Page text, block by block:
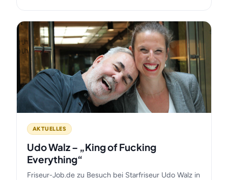
AKTUELLES
Udo Walz – „King of Fucking
Everything“
Friseur-Job.de zu Besuch bei Starfriseur Udo Walz in